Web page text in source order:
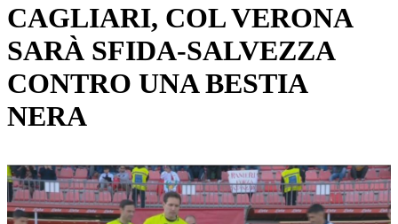
CAGLIARI, COL VERONA
SARÀ SFIDA-SALVEZZA
CONTRO UNA BESTIA
NERA